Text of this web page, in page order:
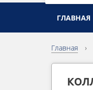
ГЛАВНАЯ
Главная ›